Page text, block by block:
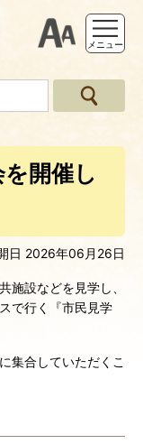
支援ツー
メニュー
開催し
日 2026年06月26日
設などを見学し、
で行く『市民見学
集合していただくこ